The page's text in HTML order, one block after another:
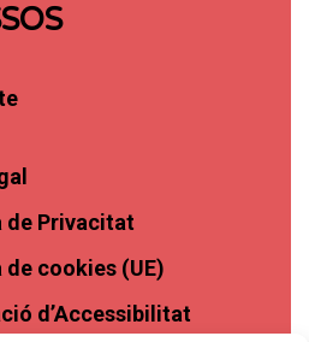
de Privacitat
cookies (UE)
d’Accessibilitat